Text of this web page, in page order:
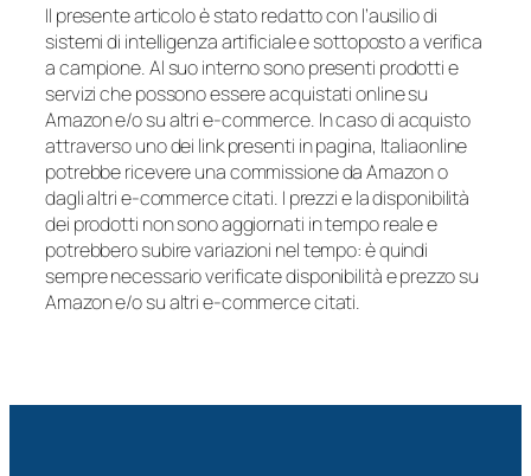
Il presente articolo è stato redatto con l’ausilio di
sistemi di intelligenza artificiale e sottoposto a verifica
a campione. Al suo interno sono presenti prodotti e
servizi che possono essere acquistati online su
Amazon e/o su altri e-commerce. In caso di acquisto
attraverso uno dei link presenti in pagina, Italiaonline
potrebbe ricevere una commissione da Amazon o
dagli altri e-commerce citati. I prezzi e la disponibilità
dei prodotti non sono aggiornati in tempo reale e
potrebbero subire variazioni nel tempo: è quindi
sempre necessario verificate disponibilità e prezzo su
Amazon e/o su altri e-commerce citati.